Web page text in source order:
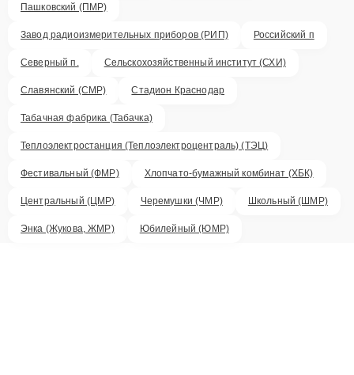
Пашковский (ПМР)
Завод радиоизмерительных приборов (РИП) Российский п
Северный п. Сельскохозяйственный институт (СХИ)
Славянский (СМР) Стадион Краснодар
Табачная фабрика (Табачка)
Теплоэлектростанция (Теплоэлектроцентраль) (ТЭЦ)
Фестивальный (ФМР) Хлопчато-бумажный комбинат (ХБК)
Центральный (ЦМР) Черемушки (ЧМР) Школьный (ШМР)
Энка (Жукова, ЖМР) Юбилейный (ЮМР)